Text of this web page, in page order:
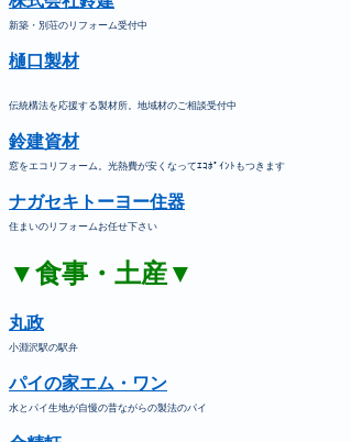
新築・別荘のリフォーム受付中
樋口製材
伝統構法を応援する製材所。地域材のご相談受付中
鈴建資材
窓をエコリフォーム。光熱費が安くなってｴｺﾎﾟｲﾝﾄもつきます
ナガセキトーヨー住器
住まいのリフォームお任せ下さい
▼食事・土産▼
丸政
小淵沢駅の駅弁
パイの家エム・ワン
水とパイ生地が自慢の昔ながらの製法のパイ